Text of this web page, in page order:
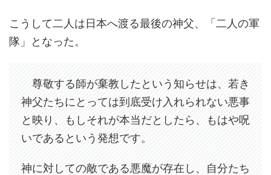
こうして二人は日本へ渡る最後の神父、「二人の軍
隊」となった。
尊敬する師が棄教したという知らせは、若き
神父たちにとっては到底受け入れられない悪事
と映り、もしそれが本当だとしたら、もはや呪
いであるという発想です。
神に対しての敵である悪魔が存在し、自分たち